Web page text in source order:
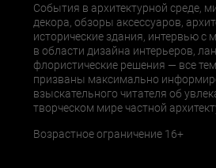
События в архитектурной среде,
декора, обзоры аксессуаров,
исторические здания, интервью
в области дизайна интерьеров,
флористические решения — все
призваны максимально
взыскательного читателя об
творческом мире частной
Возрастное ограничение 16+